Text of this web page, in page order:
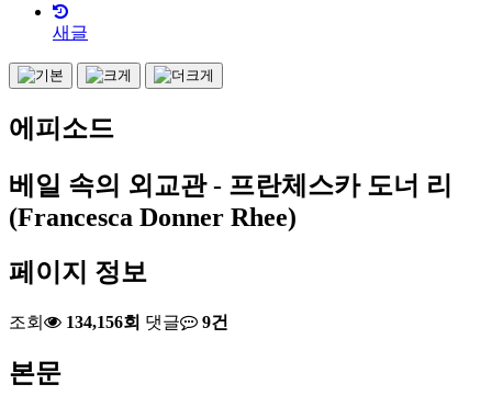
새글
에피소드
베일 속의 외교관 - 프란체스카 도너 리
(Francesca Donner Rhee)
페이지 정보
조회 134,156회 댓글 9건
본문